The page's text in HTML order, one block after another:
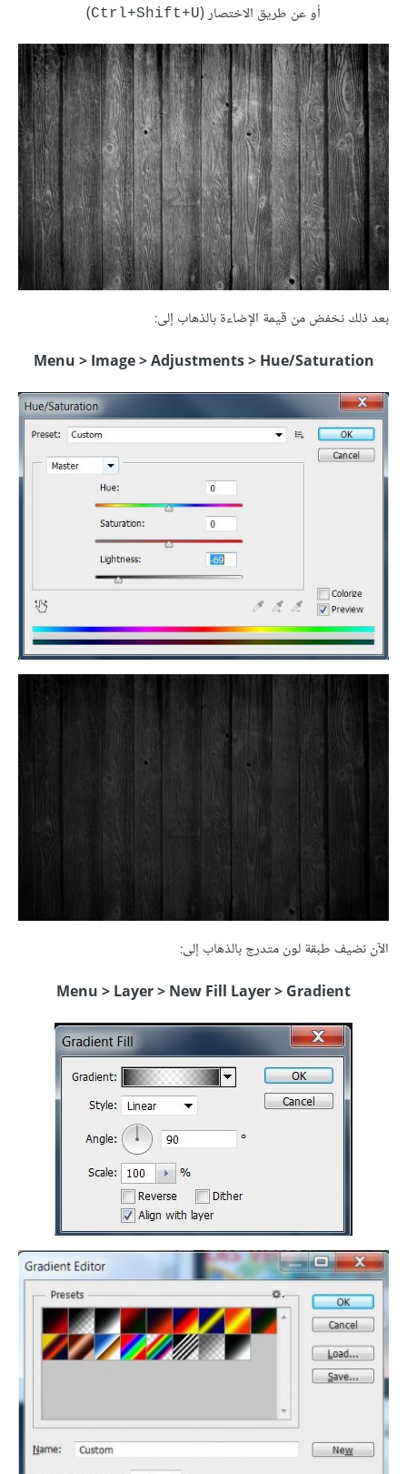
أو عن طريق الاختصار (Ctrl+Shift+U
)
بعد ذلك نخفض من قيمة الإضاءة بالذهاب إلى:
Menu > Image > Adjustments > Hue/Saturation
الآن نضيف طبقة لون متدرج بالذهاب إلى:
Menu > Layer > New Fill Layer > Gradient